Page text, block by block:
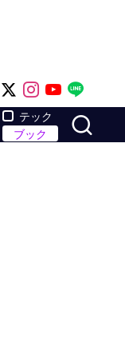
Like on Facebook
Follow on x
Follow on
Follow
テック
ブック